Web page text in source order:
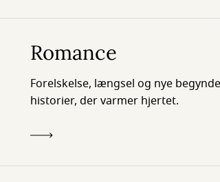
Romance
Forelskelse, længsel og nye
historier, der varmer hjertet.